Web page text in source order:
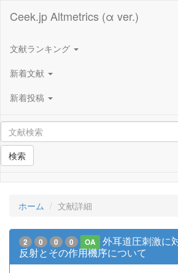
Ceek.jp Altmetrics (α ver.)
文献ランキング
新着文献
新着投稿
検索
ホーム 文献詳細
2 0 0 0 OA
外耳道圧刺激に
反射とその作用機序について